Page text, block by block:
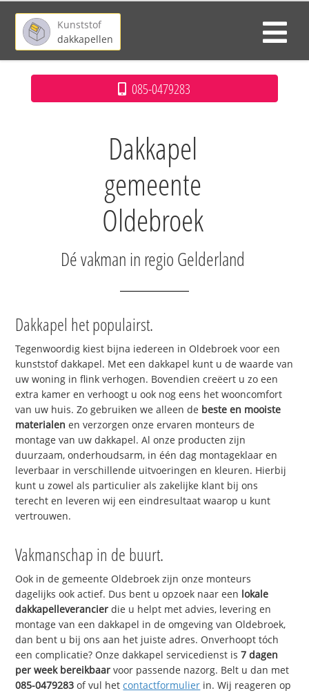
Kunststof
dakkapellen
085-0479283
Dakkapel
gemeente
Oldebroek
Dé vakman in regio Gelderland
Dakkapel het populairst.
Tegenwoordig kiest bijna iedereen in Oldebroek voor een
kunststof dakkapel. Met een dakkapel kunt u de waarde van
uw woning in flink verhogen. Bovendien creëert u zo een
extra kamer en verhoogt u ook nog eens het wooncomfort
van uw huis. Zo gebruiken we alleen de beste en mooiste
materialen en verzorgen onze ervaren monteurs de
montage van uw dakkapel. Al onze producten zijn
duurzaam, onderhoudsarm, in één dag montageklaar en
leverbaar in verschillende uitvoeringen en kleuren. Hierbij
kunt u zowel als particulier als zakelijke klant bij ons
terecht en leveren wij een eindresultaat waarop u kunt
vertrouwen.
Vakmanschap in de buurt.
Ook in de gemeente Oldebroek zijn onze monteurs
dagelijks ook actief. Dus bent u opzoek naar een lokale
dakkapelleverancier die u helpt met advies, levering en
montage van een dakkapel in de omgeving van Oldebroek,
dan bent u bij ons aan het juiste adres. Onverhoopt tóch
een complicatie? Onze dakkapel servicedienst is7 dagen
per week bereikbaar voor passende nazorg. Belt u dan met
085-0479283 of vul hetcontactformulier in. Wij reageren op